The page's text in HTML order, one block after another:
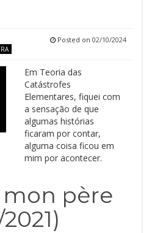
Posted on 02/10/2024
Em Teoria das
Catástrofes
Elementares, fiquei com
a sensação de que
algumas histórias
ficaram por contar,
alguma coisa ficou em
mim por acontecer.
père